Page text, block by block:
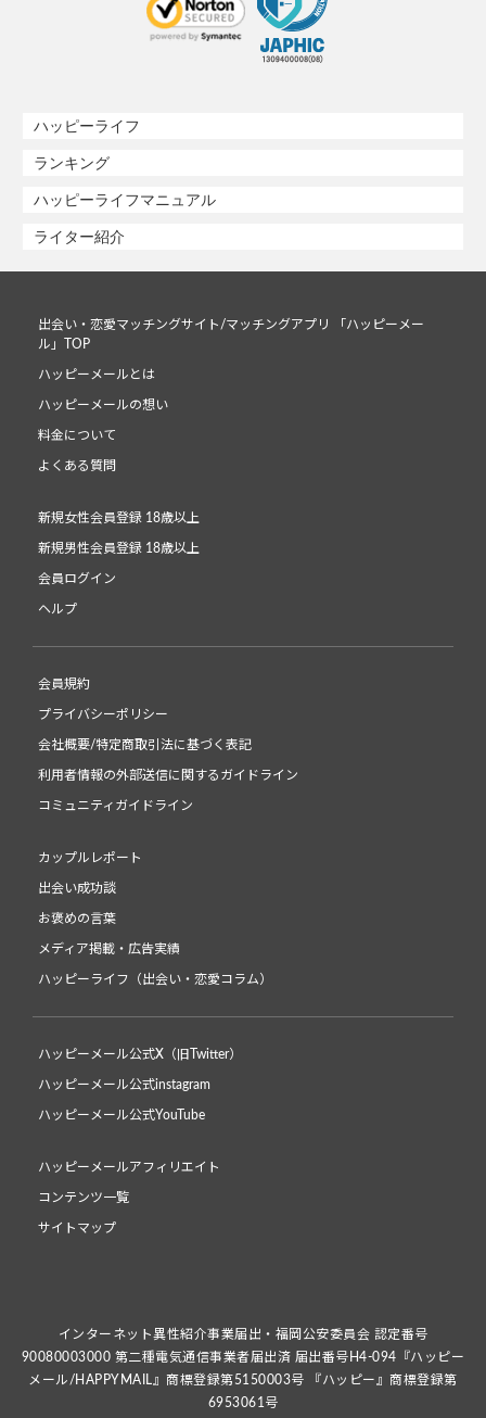
ハッピーライフ
ランキング
ハッピーライフマニュアル
ライター紹介
出会い・恋愛マッチングサイト/マッチングアプリ 「ハッピーメー
ル」TOP
ハッピーメールとは
ハッピーメールの想い
料金について
よくある質問
新規女性会員登録 18歳以上
新規男性会員登録 18歳以上
会員ログイン
ヘルプ
会員規約
プライバシーポリシー
会社概要/特定商取引法に基づく表記
利用者情報の外部送信に関するガイドライン
コミュニティガイドライン
カップルレポート
出会い成功談
お褒めの言葉
メディア掲載・広告実績
ハッピーライフ（出会い・恋愛コラム）
ハッピーメール公式X（旧Twitter）
ハッピーメール公式instagram
ハッピーメール公式YouTube
ハッピーメールアフィリエイト
コンテンツ一覧
サイトマップ
インターネット異性紹介事業届出・福岡公安委員会 認定番号
90080003000 第二種電気通信事業者届出済 届出番号H4-094『ハッピー
メール/HAPPYMAIL』商標登録第5150003号 『ハッピー』商標登録第
6953061号